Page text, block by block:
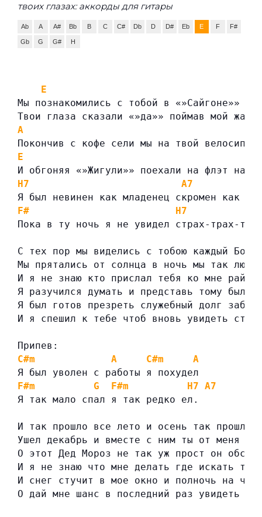
твоих глазах: аккорды для гитары
Ab A A# Bb B C C# Db D D# Eb E F F#
Gb G G# H
E
Мы познакомились с тобой в «»Сайгоне»»
Твои глаза сказали «»да»» поймав мой
A
Покончив с кофе сели мы на твой велосипед
E
И обгоняя «»Жигули»» поехали на флэт на
H7
A7
Я был невинен как младенец скромен как
F#
H7
Пока в ту ночь я не увидел страх-трах-
С тех пор мы виделись с тобою каждый
Мы прятались от солнца в ночь мы так
И я не знаю кто прислал тебя ко мне рай
Я разучился думать и представь тому был
Я был готов презреть служебный долг
И я спешил к тебе чтоб вновь увидеть
Припев:
C#m
A C#m
A
Я был уволен с работы я похудел
F#m
G F#m H7 A7
Я так мало спал я так редко ел.
И так прошло все лето и осень так прошла
Ушел декабрь и вместе с ним ты от меня
О этот Дед Мороз не так уж прост он
И я не знаю что мне делать где искать
И снег стучит в мое окно и полночь на
О дай мне шанс в последний раз увидеть